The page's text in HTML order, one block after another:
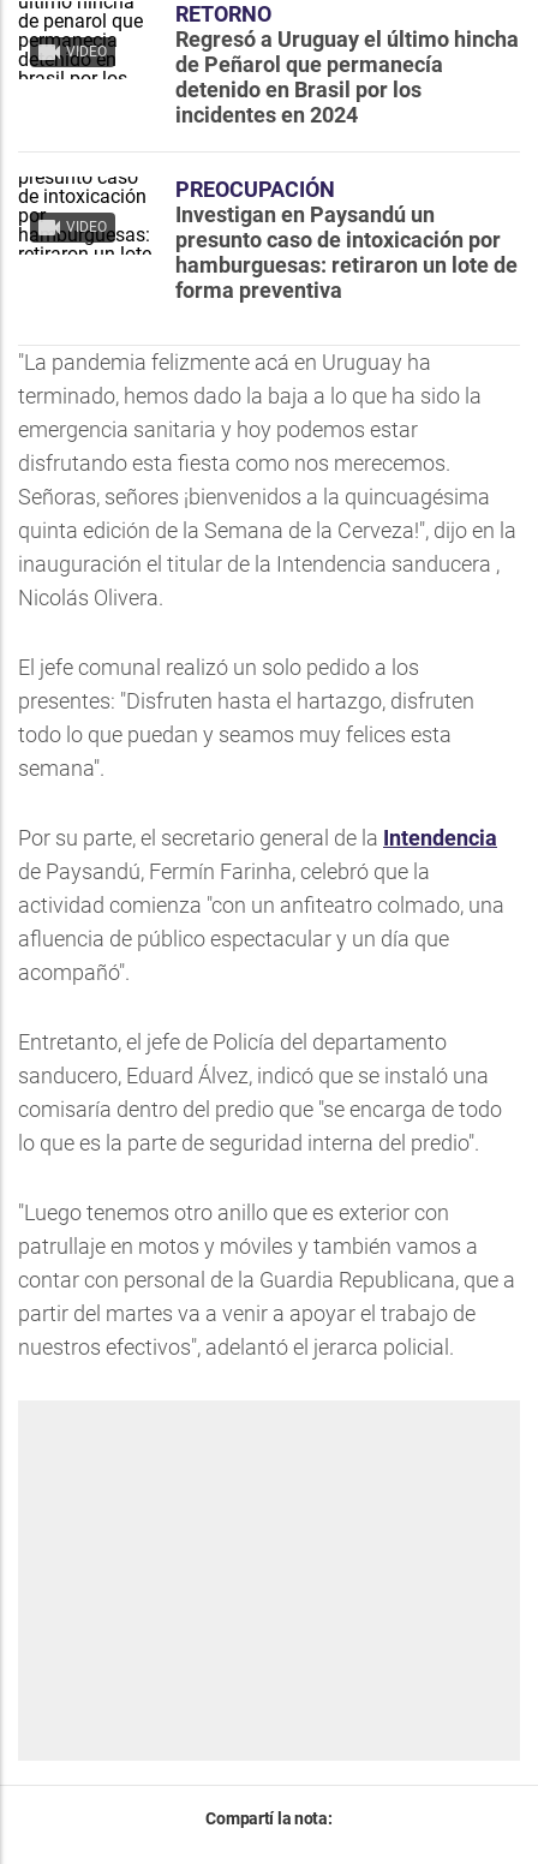
VIDEO
RETORNO
Regresó a Uruguay el último hincha
de Peñarol que permanecía
detenido en Brasil por los
incidentes en 2024
VIDEO
PREOCUPACIÓN
Investigan en Paysandú un
presunto caso de intoxicación por
hamburguesas: retiraron un lote de
forma preventiva
"La pandemia felizmente acá en Uruguay ha
terminado, hemos dado la baja a lo que ha sido la
emergencia sanitaria y hoy podemos estar
disfrutando esta fiesta como nos merecemos.
Señoras, señores ¡bienvenidos a la quincuagésima
quinta edición de la Semana de la Cerveza!", dijo en la
inauguración el titular de la Intendencia sanducera ,
Nicolás Olivera.
El jefe comunal realizó un solo pedido a los
presentes: "Disfruten hasta el hartazgo, disfruten
todo lo que puedan y seamos muy felices esta
semana".
Por su parte, el secretario general de la Intendencia
de Paysandú, Fermín Farinha, celebró que la
actividad comienza "con un anfiteatro colmado, una
afluencia de público espectacular y un día que
acompañó".
Entretanto, el jefe de Policía del departamento
sanducero, Eduard Álvez, indicó que se instaló una
comisaría dentro del predio que "se encarga de todo
lo que es la parte de seguridad interna del predio".
"Luego tenemos otro anillo que es exterior con
patrullaje en motos y móviles y también vamos a
contar con personal de la Guardia Republicana, que a
partir del martes va a venir a apoyar el trabajo de
nuestros efectivos", adelantó el jerarca policial.
Compartí la nota: